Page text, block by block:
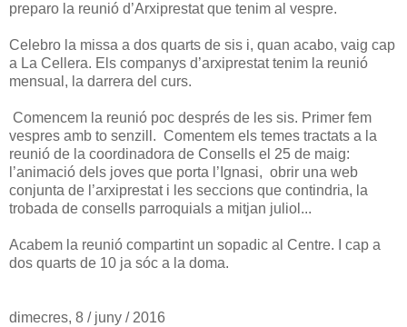
preparo la reunió d’Arxiprestat que tenim al vespre.
Celebro la missa a dos quarts de sis i, quan acabo, vaig cap
a La Cellera. Els companys d’arxiprestat tenim la reunió
mensual, la darrera del curs.
Comencem la reunió poc després de les sis. Primer fem
vespres amb to senzill. Comentem els temes tractats a la
reunió de la coordinadora de Consells el 25 de maig:
l’animació dels joves que porta l’Ignasi, obrir una web
conjunta de l’arxiprestat i les seccions que contindria, la
trobada de consells parroquials a mitjan juliol...
Acabem la reunió compartint un sopadic al Centre. I cap a
dos quarts de 10 ja sóc a la doma.
dimecres, 8 / juny / 2016